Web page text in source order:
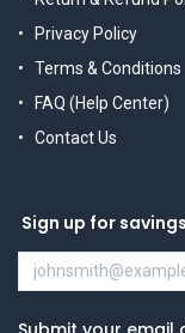
Privacy Policy
Terms & Conditions
FAQ (Help Center)
Contact Us
Sign up for